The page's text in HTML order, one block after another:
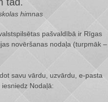
himnas
pašvaldībā ir Rīgas
novēršanas nodaļa (turpmāk –
savu vārdu, uzvārdu, e-pasta
Nodaļā: